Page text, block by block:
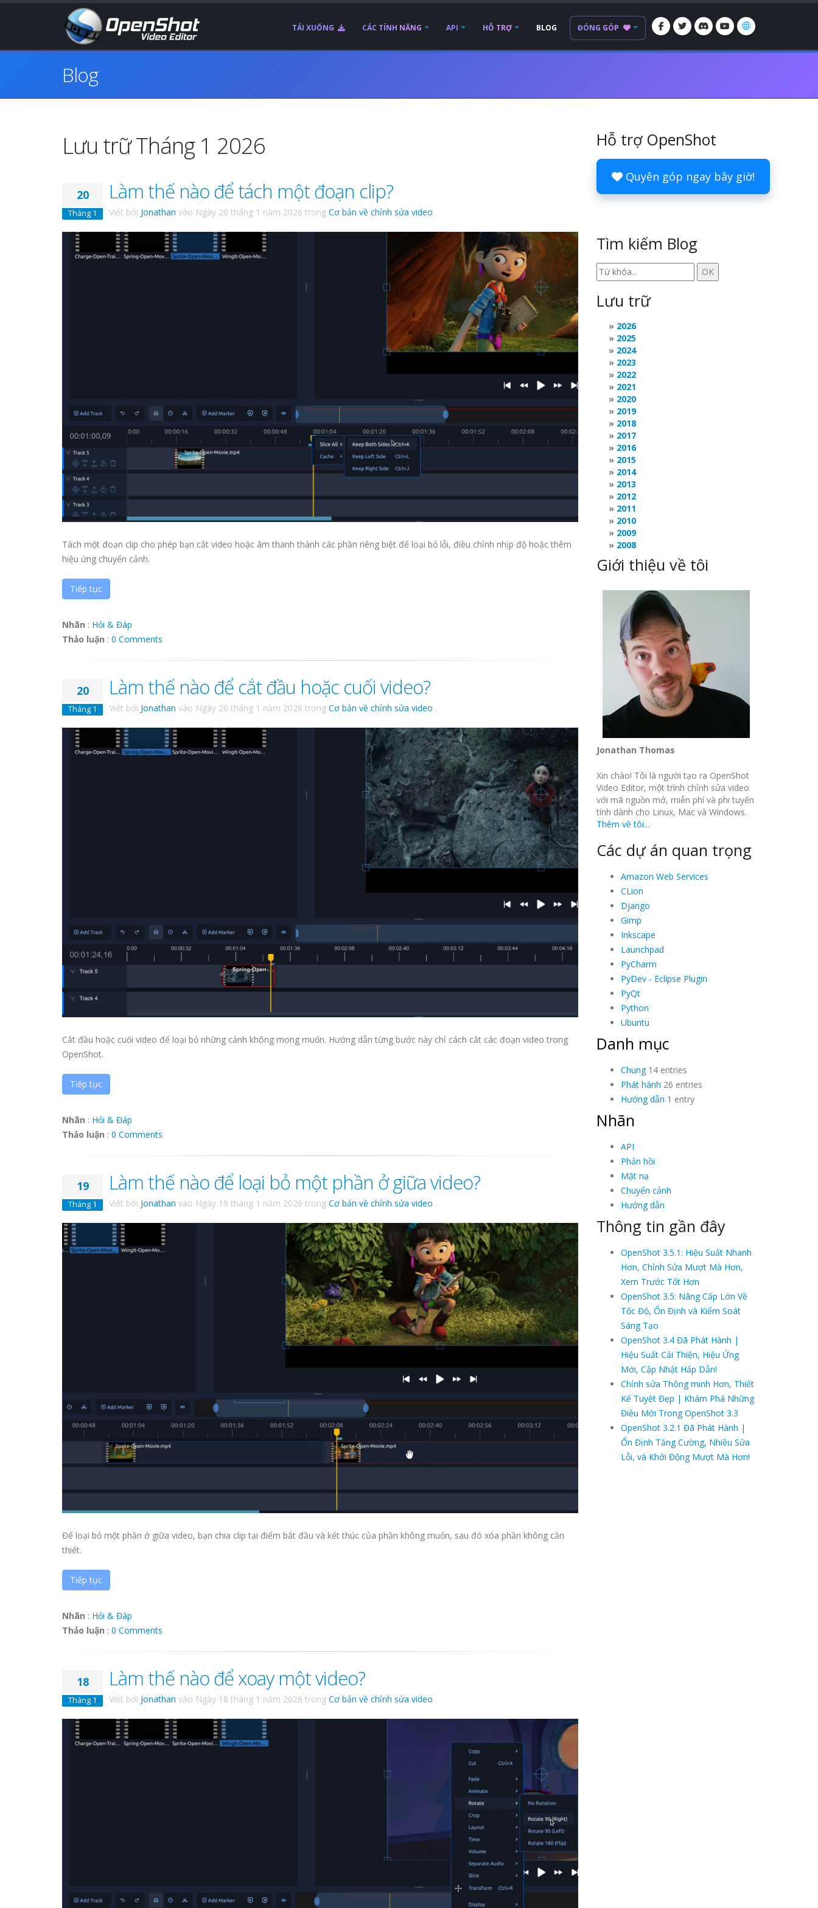
TẢI XUỐNG CÁC TÍNH NĂNG API HỖ TRỢ BLOG ĐÓNG GÓP
Blog
Lưu trữ Tháng 1 2026
20
Tháng 1
Làm thế nào để tách một đoạn clip?
Viết bởi Jonathan vào Ngày 20 tháng 1 năm 2026 trong Cơ bản về chỉnh sửa video .
Tách một đoạn clip cho phép bạn cắt video hoặc âm thanh thành các phần riêng biệt để loại bỏ lỗi, điều chỉnh nhịp độ hoặc thêm
hiệu ứng chuyển cảnh.
Tiếp tục
Nhãn : Hỏi & Đáp
Thảo luận : 0 Comments
20
Tháng 1
Làm thế nào để cắt đầu hoặc cuối video?
Viết bởi Jonathan vào Ngày 20 tháng 1 năm 2026 trong Cơ bản về chỉnh sửa video .
Cắt đầu hoặc cuối video để loại bỏ những cảnh không mong muốn. Hướng dẫn từng bước này chỉ cách cắt các đoạn video trong
OpenShot.
Tiếp tục
Nhãn : Hỏi & Đáp
Thảo luận : 0 Comments
19
Tháng 1
Làm thế nào để loại bỏ một phần ở giữa video?
Viết bởi Jonathan vào Ngày 19 tháng 1 năm 2026 trong Cơ bản về chỉnh sửa video .
Để loại bỏ một phần ở giữa video, bạn chia clip tại điểm bắt đầu và kết thúc của phần không muốn, sau đó xóa phần không cần
thiết.
Tiếp tục
Nhãn : Hỏi & Đáp
Thảo luận : 0 Comments
18
Tháng 1
Làm thế nào để xoay một video?
Viết bởi Jonathan vào Ngày 18 tháng 1 năm 2026 trong Cơ bản về chỉnh sửa video .
Hỗ trợ OpenShot
Quyên góp ngay bây giờ!
Tìm kiếm Blog
Lưu trữ
2026
2025
2024
2023
2022
2021
2020
2019
2018
2017
2016
2015
2014
2013
2012
2011
2010
2009
2008
Giới thiệu về tôi
Jonathan Thomas
Xin chào! Tôi là người tạo ra OpenShot
Video Editor, một trình chỉnh sửa video
với mã nguồn mở, miễn phí và phi tuyến
tính dành cho Linux, Mac và Windows.
Thêm về tôi...
Các dự án quan trọng
Amazon Web Services
CLion
Django
Gimp
Inkscape
Launchpad
PyCharm
PyDev - Eclipse Plugin
PyQt
Python
Ubuntu
Danh mục
Chung14 entries
Phát hành 26 entries
Hướng dẫn 1 entry
Nhãn
API
Phản hồi
Mặt nạ
Chuyển cảnh
Hướng dẫn
Thông tin gần đây
OpenShot 3.5.1: Hiệu Suất Nhanh
Hơn, Chỉnh Sửa Mượt Mà Hơn,
Xem Trước Tốt Hơn
OpenShot 3.5: Nâng Cấp Lớn Về
Tốc Độ, Ổn Định và Kiểm Soát
Sáng Tạo
OpenShot 3.4 Đã Phát Hành |
Hiệu Suất Cải Thiện, Hiệu Ứng
Mới, Cập Nhật Hấp Dẫn!
Chỉnh sửa Thông minh Hơn, Thiết
Kế Tuyệt Đẹp | Khám Phá Những
Điều Mới Trong OpenShot 3.3
OpenShot 3.2.1 Đã Phát Hành |
Ổn Định Tăng Cường, Nhiều Sửa
Lỗi, và Khởi Động Mượt Mà Hơn!